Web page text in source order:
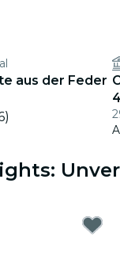
aus der Feder